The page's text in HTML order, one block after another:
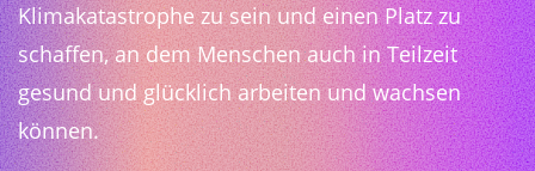
Klimakatastrophe zu sein und einen Platz zu
schaffen, an dem Menschen auch in Teilzeit
gesund und glücklich arbeiten und wachsen
können.